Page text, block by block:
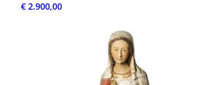
€ 2.900,00